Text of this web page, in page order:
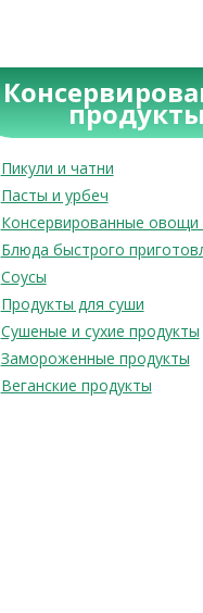
Пикули и чатни
Пасты и урбеч
Консервированные овощи
Блюда быстрого
Соусы
Продукты для суши
Сушеные и сухие продукты
Замороженные продукты
Веганские продукты